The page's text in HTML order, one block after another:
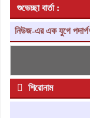
শুভেচ্ছা বার্তা :
এর এক যুগে পদার্পণ
শিরোনাম